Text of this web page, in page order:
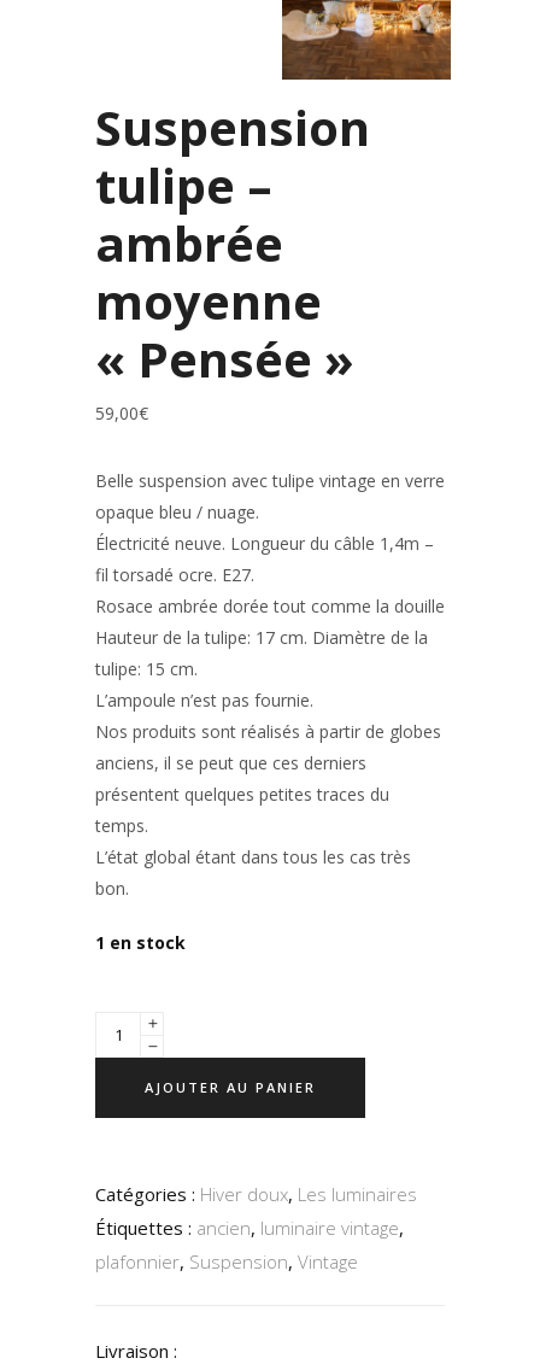
Suspension
tulipe –
ambrée
moyenne
« Pensée »
59,00€
Belle suspension avec tulipe vintage en verre
opaque bleu / nuage.
Électricité neuve. Longueur du câble 1,4m –
fil torsadé ocre. E27.
Rosace ambrée dorée tout comme la douille
Hauteur de la tulipe: 17 cm. Diamètre de la
tulipe: 15 cm.
L’ampoule n’est pas fournie.
Nos produits sont réalisés à partir de globes
anciens, il se peut que ces derniers
présentent quelques petites traces du
temps.
L’état global étant dans tous les cas très
bon.
1 en stock
AJOUTER AU PANIER
Catégories : Hiver doux, Les luminaires
Étiquettes : ancien, luminaire vintage,
plafonnier, Suspension, Vintage
Livraison :